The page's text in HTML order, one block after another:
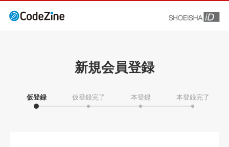
新規会員登録
仮登録 仮登録完了 本登録 本登録完了